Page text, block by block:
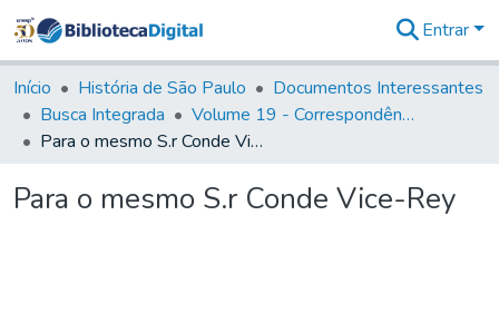
&
Coleções
Tudo na
Biblioteca
Estatísticas
Entrar
Início História de São Paulo
Documentos Interessantes
Busca Integrada
Volume 19 - Correspondência do Capital General D. Luiz Antonio de Souza (1767- 70)
Para o mesmo S.r Conde Vice-Rey
Para o mesmo S.r Conde Vice-Rey